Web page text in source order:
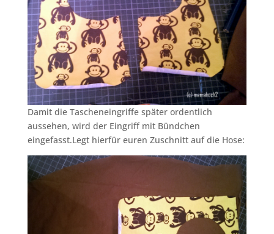
Damit die Tascheneingriffe später ordentlich
aussehen, wird der Eingriff mit Bündchen
eingefasst.Legt hierfür euren Zuschnitt auf die Hose: